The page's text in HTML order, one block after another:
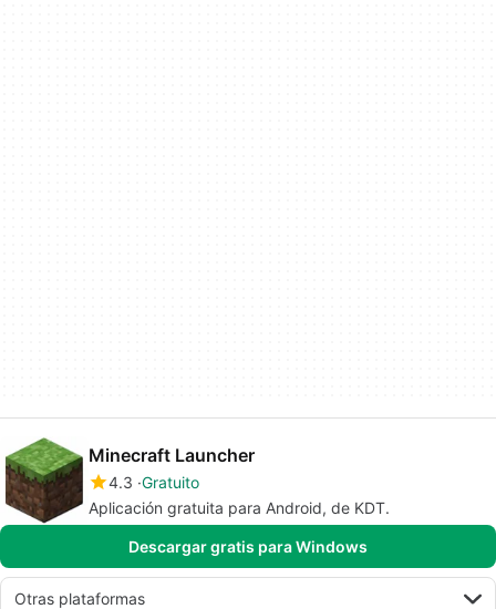
Minecraft Launcher
4.3 Gratuito
Aplicación gratuita para Android, de KDT.
Descargar gratis para Windows
Otras plataformas